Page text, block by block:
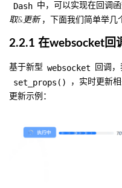
Dash 中，可以实现在回调
取&更新 ，下面我们简单举几
2.2.1 在websocket回
基于新型 websocket 回调
set_props()
，实时更新
更新示例：